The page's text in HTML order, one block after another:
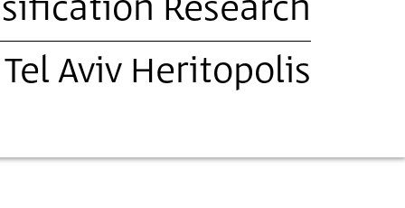
Tel Aviv Heritopolis